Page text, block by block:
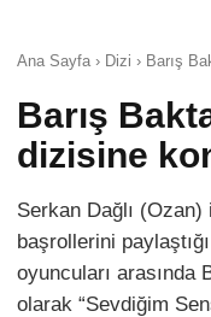
Ana Sayfa › Dizi › Barış
Barış
dizisine
Serkan Dağlı (Ozan)
başrollerini
oyuncuları arasında
olarak “Sevdiğim